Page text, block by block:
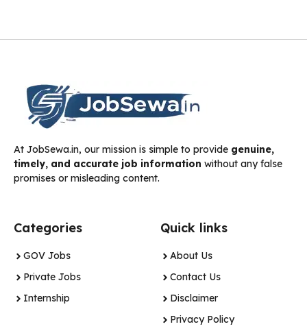
At JobSewa.in, our mission is simple to provide genuine,
timely, and accurate job information without any false
promises or misleading content.
Categories
GOV Jobs
Private Jobs
Internship
Quick links
About Us
Contact Us
Disclaimer
Privacy Policy